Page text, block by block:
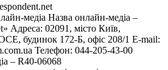
медіа Назва онлайн-медіа –
Адреса: 02091, місто Київ,
будинок 172-Б, офіс 208/1 E-mail:
Телефон: 044-205-43-00
– R40-06068